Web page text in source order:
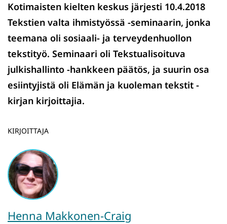
Kotimaisten kielten keskus järjesti 10.4.2018
Tekstien valta ihmistyössä -seminaarin, jonka
teemana oli sosiaali- ja terveydenhuollon
tekstityö. Seminaari oli Tekstualisoituva
julkishallinto -hankkeen päätös, ja suurin osa
esiintyjistä oli Elämän ja kuoleman tekstit -
kirjan kirjoittajia.
KIRJOITTAJA
Henna Makkonen-Craig